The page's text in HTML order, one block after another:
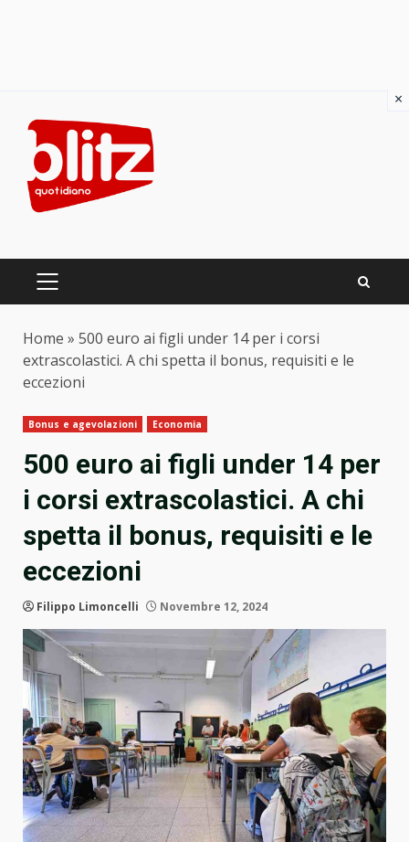
content
PRIMARY
Home » 500 euro ai figli under 14 per i corsi
extrascolastici. A chi spetta il bonus, requisiti e le
eccezioni
Bonus e agevolazioni Economia
500 euro ai figli under 14 per
i corsi extrascolastici. A chi
spetta il bonus, requisiti e le
eccezioni
Filippo Limoncelli Novembre 12, 2024
×